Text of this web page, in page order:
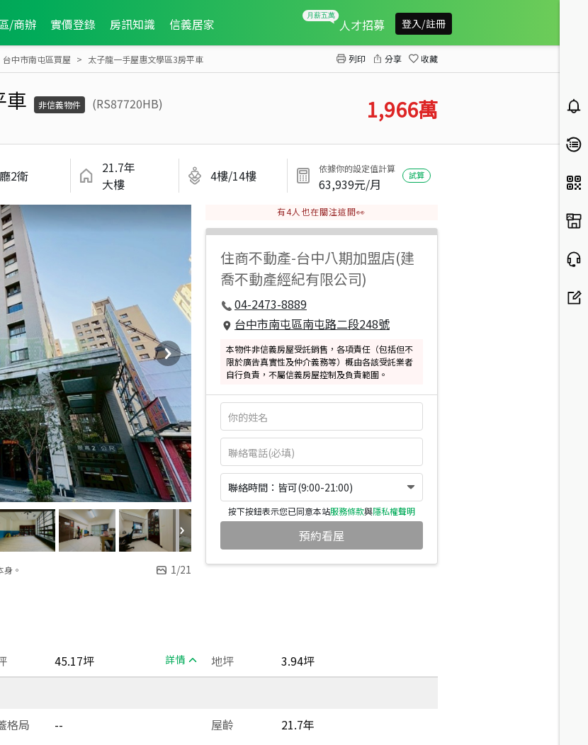
/商辦 實價登錄 房訊知識 信義居家 人才招募 登入/註冊
台中市南屯區買屋 太子龍一手屋惠文學區3房平車 列印 分享 收藏
車 非信義物件
(RS87720HB)
1,966萬
2衛
21.7年
大樓
4樓/14樓 依據你的設定值計算
63,939元/月
試算
。 1/21
有4人也在關注這間👀
住商不動產-台中八期加盟店(建
喬不動產經紀有限公司)
04-2473-8889
台中市南屯區南屯路二段248號
本物件非信義房屋受託銷售，各項責任（包括但不
限於廣告真實性及仲介義務等）概由各該受託業者
自行負責，不屬信義房屋控制及負責範圍。
聯絡時間：皆可(9:00-21:00)
按下按鈕表示您已同意本站服務條款與隱私權聲明
預約看屋
45.17坪 詳情 地坪
3.94坪
格局 -- 屋齡
21.7年